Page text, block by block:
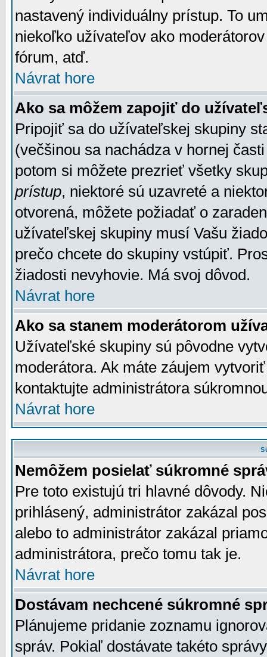
nastavený individuálny prístup. To
niekoľko užívateľov ako
fórum, atď.
Návrat hore
Ako sa môžem zapojiť do
Pripojiť sa do užívateľskej skupiny
(večšinou sa nachádza v hornej
potom si môžete prezrieť všetky
prístup, niektoré sú uzavreté a
otvorená, môžete požiadať o
užívateľskej skupiny musí Vašu
prečo chcete do skupiny vstúpiť.
žiadosti nevyhovie. Má svoj dôvod.
Návrat hore
Ako sa stanem moderátorom
Užívateľské skupiny sú pôvodne
moderátora. Ak máte záujem
kontaktujte administrátora
Návrat hore
Nemôžem posielať súkromné
Pre toto existujú tri hlavné dôvody.
prihlásený, administrátor zakázal
alebo to administrátor zakázal
administrátora, prečo tomu tak je.
Návrat hore
Dostávam nechcené súkromné
Plánujeme pridanie zoznamu
správ. Pokiaľ dostávate takéto